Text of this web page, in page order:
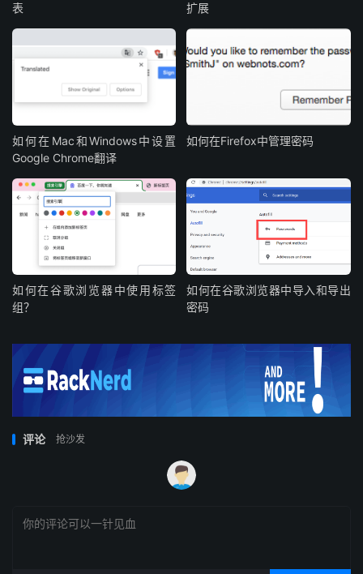
表
扩展
如何在Mac和Windows中设置
Google Chrome翻译
如何在Firefox中管理密码
如何在⾕歌浏览器中使⽤标签
组？
如何在谷歌浏览器中导入和导出
密码
评论 抢沙发